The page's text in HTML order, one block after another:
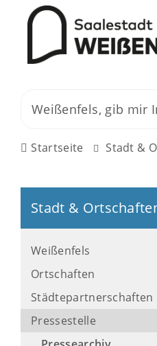
Startseite Stadt &
Stadt &
Weißenfels
Ortschaften
Städtepartnerschaften
Pressestelle